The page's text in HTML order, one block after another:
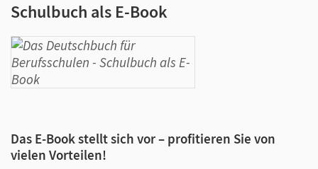
Schulbuch als E-Book
Das E-Book stellt sich vor – profitieren Sie von
vielen Vorteilen!